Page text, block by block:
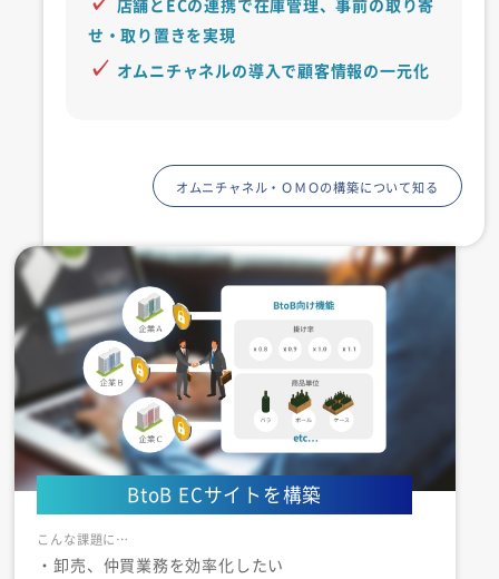
店舗とECの連携で在庫管理、事前の取り寄
せ・取り置きを実現
オムニチャネルの導入で顧客情報の一元化
オムニチャネル・ＯＭＯの構築について知る
BtoB ECサイトを構築
・卸売、仲買業務を効率化したい